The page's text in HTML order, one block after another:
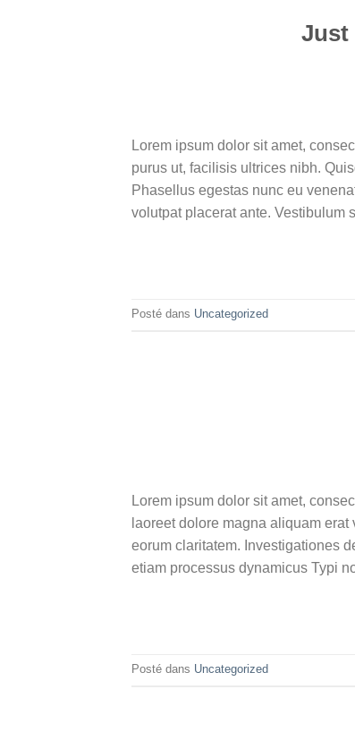
Just
Lorem ipsum dolor sit amet,
purus ut, facilisis ultrices nibh.
Phasellus egestas nunc eu
volutpat placerat ante. Vestibulum
Posté dans Uncategorized
Lorem ipsum dolor sit amet,
laoreet dolore magna aliquam
eorum claritatem. Investigationes
etiam processus dynamicus Typi
Posté dans Uncategorized